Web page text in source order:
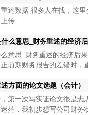
述数据 很多人在找，这里
传
么意思_财务重述的经济
意思_财务重述的经济后
前期财务报告的差错时
方面的论文选题（会计）
第一次写实证论文很是
茫，我初步想写公司财务